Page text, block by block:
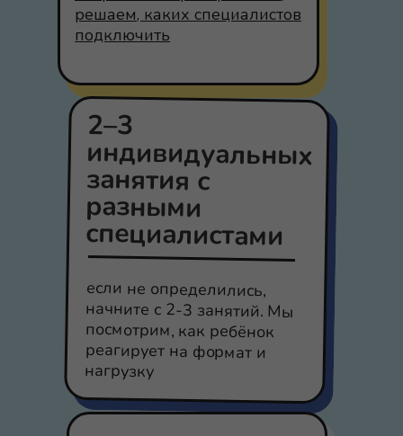
решаем, каких специалистов
подключить
если не определились,
начните с 2-3 занятий. Мы
посмотрим, как ребёнок
реагирует на формат и
нагрузку
2–3
индивидуальных
занятия с
разными
специалистами